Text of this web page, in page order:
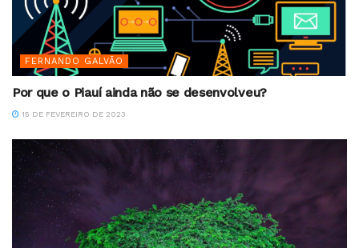
FERNANDO GALVÃO
Por que o Piauí ainda não se desenvolveu?
15 DE FEVEREIRO DE 2023